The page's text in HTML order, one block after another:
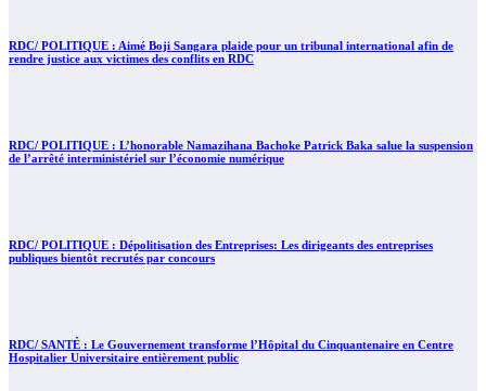
RDC/ POLITIQUE : Aimé Boji Sangara plaide pour un tribunal international afin de
rendre justice aux victimes des conflits en RDC
RDC/ POLITIQUE : L’honorable Namazihana Bachoke Patrick Baka salue la suspension
de l’arrêté interministériel sur l’économie numérique
RDC/ POLITIQUE : Dépolitisation des Entreprises: Les dirigeants des entreprises
publiques bientôt recrutés par concours
RDC/ SANTÉ : Le Gouvernement transforme l’Hôpital du Cinquantenaire en Centre
Hospitalier Universitaire entièrement public